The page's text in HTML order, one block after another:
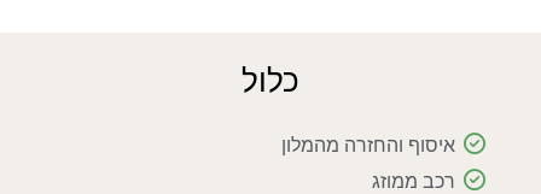
כלול
איסוף והחזרה מהמלון
רכב ממוזג